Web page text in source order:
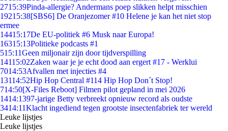
2715:39Pinda-allergie? Andermans poep slikken helpt misschien
19215:38[SBS6] De Oranjezomer #10 Helene je kan het niet stop
ermee
14415:17De EU-politiek #6 Musk naar Europa!
16315:13Politieke podcasts #1
515:11Geen miljonair zijn door tijdverspilling
14115:02Zaken waar je je echt dood aan ergert #17 - Werklui
7014:53Afvallen met injecties #4
13114:52Hip Hop Central #114 Hip Hop Don´t Stop!
714:50[X-Files Reboot] Filmen pilot gepland in mei 2026
1414:1397-jarige Betty verbreekt opnieuw record als oudste
3414:11Klacht ingediend tegen grootste insectenfabriek ter wereld
Leuke lijstjes
Leuke lijstjes